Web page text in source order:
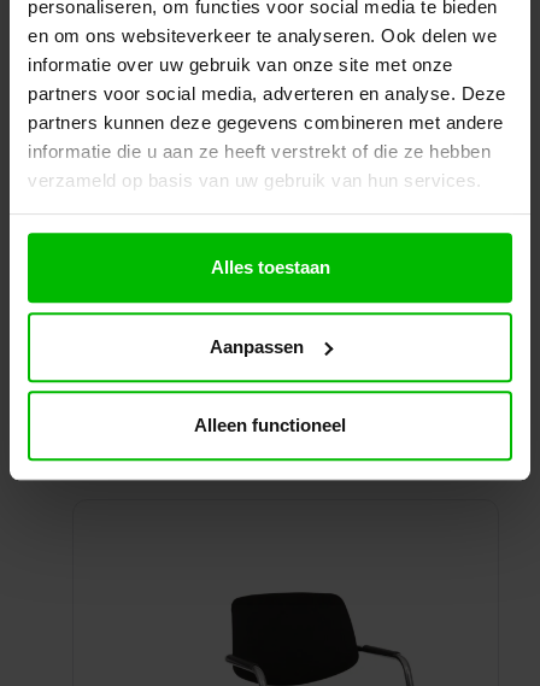
personaliseren, om functies voor social media te bieden
en om ons websiteverkeer te analyseren. Ook delen we
informatie over uw gebruik van onze site met onze
partners voor social media, adverteren en analyse. Deze
partners kunnen deze gegevens combineren met andere
informatie die u aan ze heeft verstrekt of die ze hebben
verzameld op basis van uw gebruik van hun services.
Alles toestaan
Aanpassen
Alleen functioneel
Kantinestoel Cresta
Robuuste houten kantine- en schoolstoel met een
tijdloos design. Slijtvast, onderhoudsvriendelijk en
Ontvang een scherp voorstel op maat
Toevoegen aan uw offerte